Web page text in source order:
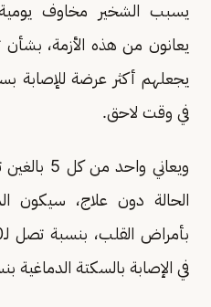
يسبب الشخير مخاوف
يعانون من هذه الأزمة، بشأن
يجعلهم أكثر عرضة للإصابة
في وقت لاحق.
ويعاني
الحالة دون علاج، سيكون
في الإصابة بالسكتة الدماغية بنسبة 60